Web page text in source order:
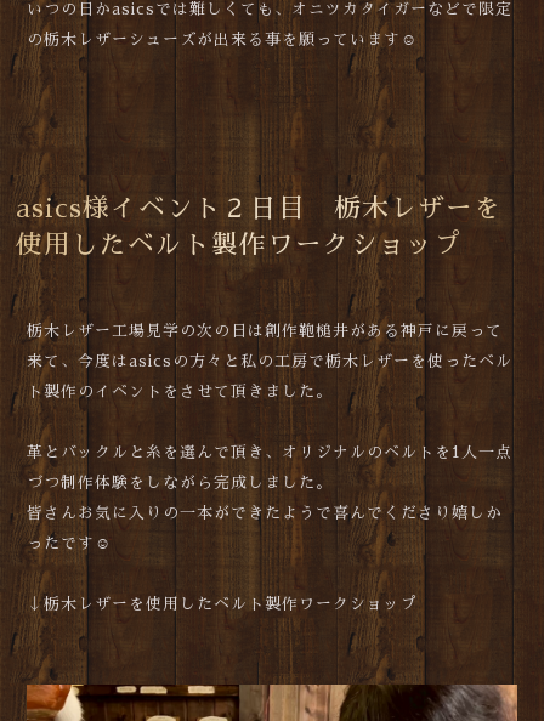
いつの日かasicsでは難しくても、オニツカタイガーなどで限定
の栃木レザーシューズが出来る事を願っています☺️
asics様イベント２日目 栃木レザーを
使用したベルト製作ワークショップ
栃木レザー工場見学の次の日は創作鞄槌井がある神戸に戻って
来て、今度はasicsの方々と私の工房で栃木レザーを使ったベル
ト製作のイベントをさせて頂きました。
革とバックルと糸を選んで頂き、オリジナルのベルトを1人一点
づつ制作体験をしながら完成しました。
皆さんお気に入りの一本ができたようで喜んでくださり嬉しか
ったです☺️
↓栃木レザーを使用したベルト製作ワークショップ